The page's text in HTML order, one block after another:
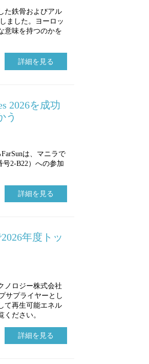
た鉄骨およびアル
ました。ヨーロッ
意味を持つのかを
詳細を見る
2026を成功
う
は、マニラで
号2-B22）への参加
詳細を見る
年度トッ
ノロジー株式会社
サプライヤーとし
て再生可能エネル
ださい。
詳細を見る